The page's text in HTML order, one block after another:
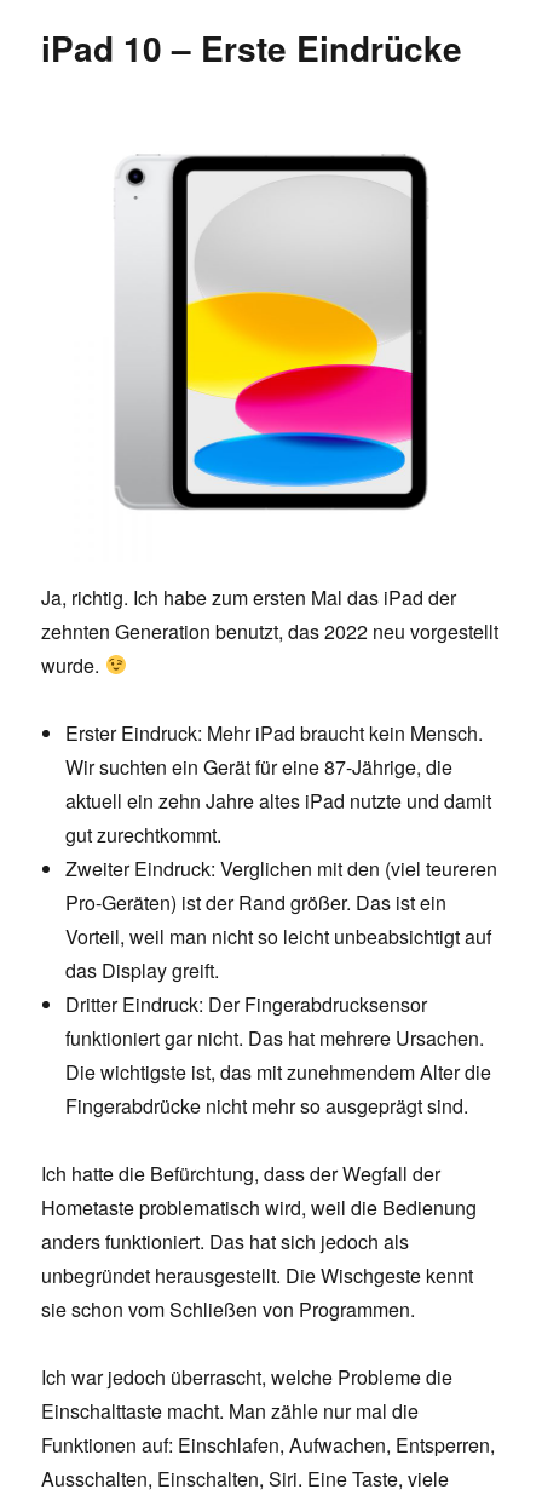
iPad 10 – Erste Eindrücke
Ja, richtig. Ich habe zum ersten Mal das iPad der
zehnten Generation benutzt, das 2022 neu vorgestellt
wurde.
Erster Eindruck: Mehr iPad braucht kein Mensch.
Wir suchten ein Gerät für eine 87-Jährige, die
aktuell ein zehn Jahre altes iPad nutzte und damit
gut zurechtkommt.
Zweiter Eindruck: Verglichen mit den (viel teureren
Pro-Geräten) ist der Rand größer. Das ist ein
Vorteil, weil man nicht so leicht unbeabsichtigt auf
das Display greift.
Dritter Eindruck: Der Fingerabdrucksensor
funktioniert gar nicht. Das hat mehrere Ursachen.
Die wichtigste ist, das mit zunehmendem Alter die
Fingerabdrücke nicht mehr so ausgeprägt sind.
Ich hatte die Befürchtung, dass der Wegfall der
Hometaste problematisch wird, weil die Bedienung
anders funktioniert. Das hat sich jedoch als
unbegründet herausgestellt. Die Wischgeste kennt
sie schon vom Schließen von Programmen.
Ich war jedoch überrascht, welche Probleme die
Einschalttaste macht. Man zähle nur mal die
Funktionen auf: Einschlafen, Aufwachen, Entsperren,
Ausschalten, Einschalten, Siri. Eine Taste, viele